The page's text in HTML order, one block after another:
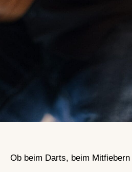
Ob beim Darts, beim